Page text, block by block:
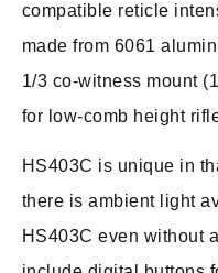
compatible reticle
made from 6061
1/3 co-witness mount
for low-comb height
HS403C is unique in
there is ambient light
HS403C even without